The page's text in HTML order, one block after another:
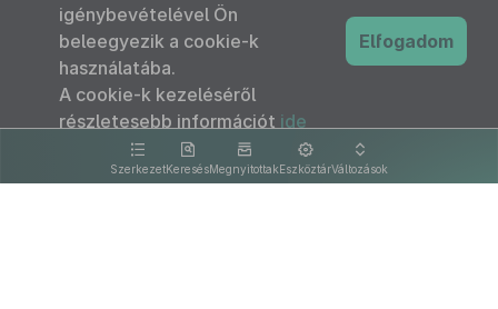
SzerkezetKeresésMegnyitottakEszköztárVáltozások
igénybevételével Ön
beleegyezik a cookie-k
használatába.
A cookie-k kezeléséről
részletesebb információt ide
kattintva olvashat.
Elfogadom